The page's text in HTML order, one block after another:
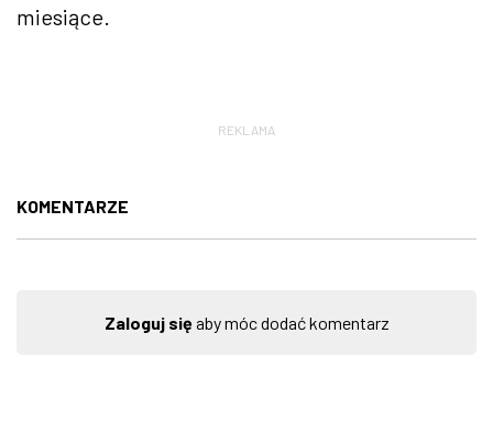
miesiące.
REKLAMA
KOMENTARZE
Zaloguj sięaby móc dodać komentarz